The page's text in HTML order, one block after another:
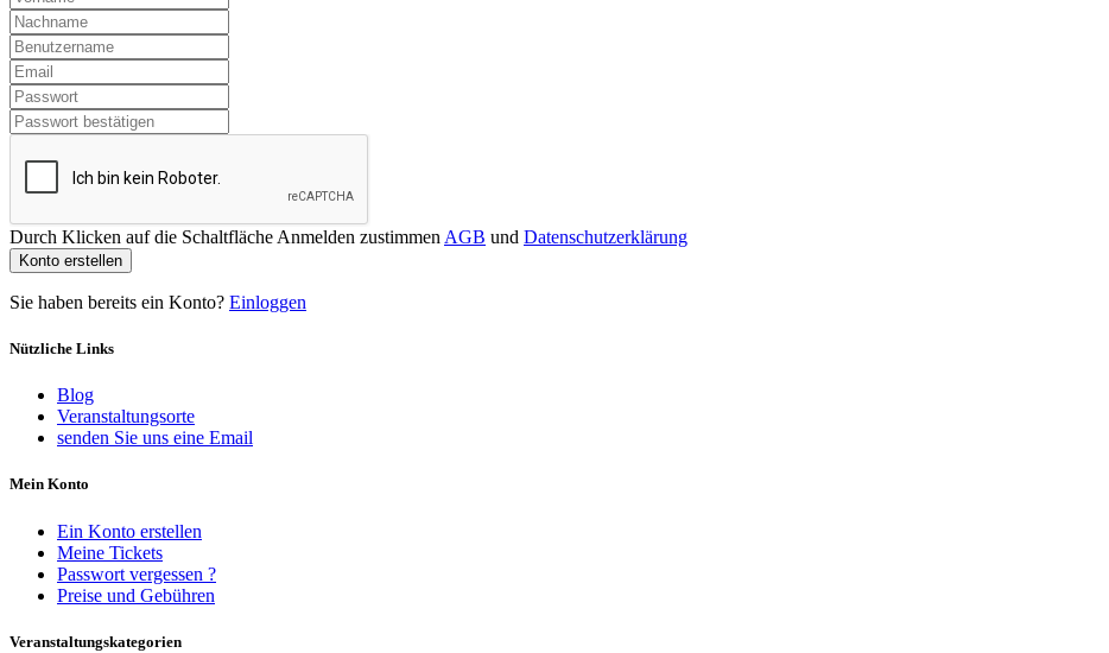
Durch Klicken auf die Schaltfläche Anmelden zustimmen AGB und Datenschutzerklärung
Konto erstellen
Sie haben bereits ein Konto? Einloggen
Nützliche Links
Blog
Veranstaltungsorte
senden Sie uns eine Email
Mein Konto
Ein Konto erstellen
Meine Tickets
Passwort vergessen ?
Preise und Gebühren
Veranstaltungskategorien